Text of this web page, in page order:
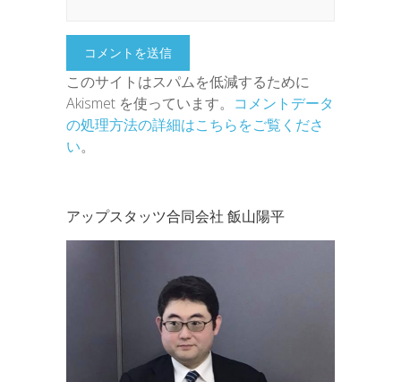
このサイトはスパムを低減するために
Akismet を使っています。 コメントデータ
の処理方法の詳細はこちらをご覧くださ
い。
アップスタッツ合同会社 飯山陽平